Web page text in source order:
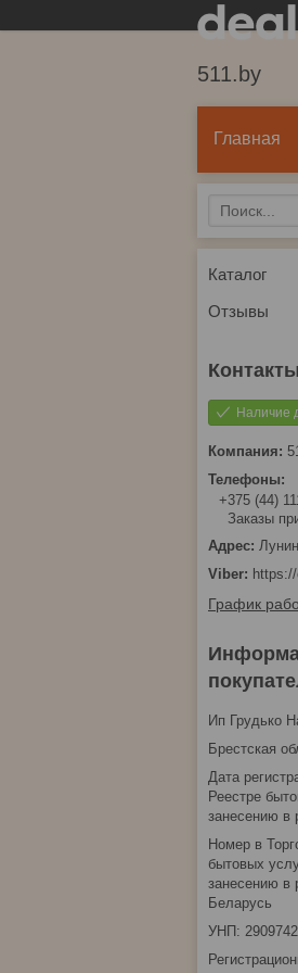
511.by
Главная
Каталог
Отзывы
Наличие
+375 (44)
Заказы
https://
График
Ип Грудько
Брестская
Дата
Реестре
занесению в
Номер в
бытовых
занесению в
Беларусь
УНП: